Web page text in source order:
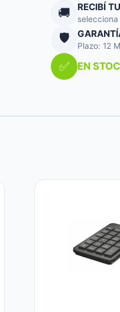
DKON2187-
cantidad
🚚 RECIBÍ
🛡️
Plazo: 12
✅ EN